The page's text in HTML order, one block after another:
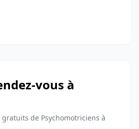
vous à
gratuits de Psychomotriciens à